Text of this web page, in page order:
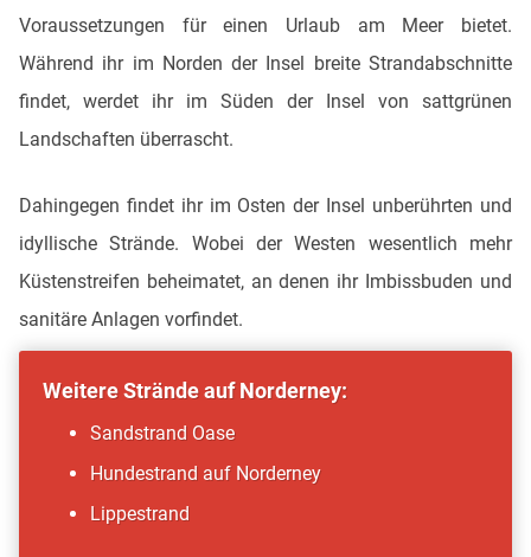
Voraussetzungen für einen Urlaub am Meer bietet.
Während ihr im Norden der Insel breite Strandabschnitte
findet, werdet ihr im Süden der Insel von sattgrünen
Landschaften überrascht.
Dahingegen findet ihr im Osten der Insel unberührten und
idyllische Strände. Wobei der Westen wesentlich mehr
Küstenstreifen beheimatet, an denen ihr Imbissbuden und
sanitäre Anlagen vorfindet.
Weitere Strände auf Norderney:
Sandstrand Oase
Hundestrand auf Norderney
Lippestrand